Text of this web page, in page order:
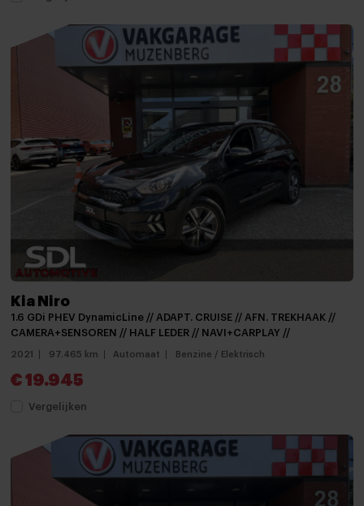
Audio installatie premium
Bluetooth telefoonvoorbereiding
JBL Sound System
Multimedia-voorbereiding
Multimedia systeem
Navigatie
Navigatiesysteem
Navigatiesysteem full map
Spraakbediening
Stuurwiel multifunctioneel
Achterbank in delen neerklapbaar
Achterbank verwarmd
Airco
Airco (automatisch)
Airco met elektronische regeling
Armsteun
Armsteun voor
Kia Niro
1.6 GDi PHEV DynamicLine // ADAPT. CRUISE // AFN. TREKHAAK //
CAMERA+SENSOREN // HALF LEDER // NAVI+CARPLAY //
2021 97.465 km Automaat Benzine / Elektrisch
€ 19.945
Vergelijken